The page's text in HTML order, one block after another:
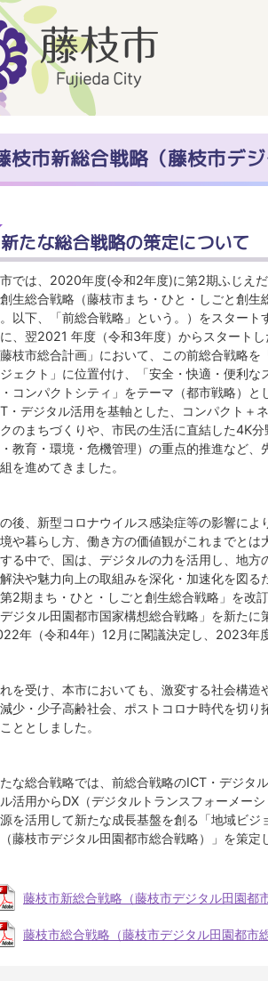
枝市新総合戦略（藤枝市デ
新たな総合戦略の策定について
では、2020年度(令和2年度)に第2期ふじえ
生総合戦略（藤枝市まち・ひと・しごと創生
以下、「前総合戦略」という。）をスタート
、翌2021 年度（令和3年度）からスタート
枝市総合計画」において、この前総合戦略を
ェクト」に位置付け、「安全・快適・便利な
・コンパクトシティ」をテーマ（都市戦略）と
・デジタル活用を基軸とした、コンパクト＋
のまちづくりや、市民の生活に直結した4K分
教育・環境・危機管理）の重点的推進など、
を進めてきました。
後、新型コロナウイルス感染症等の影響によ
や暮らし方、働き方の価値観がこれまでとは
る中で、国は、デジタルの力を活用し、地方
決や魅力向上の取組みを深化・加速化を図る
第2期まち・ひと・しごと創生総合戦略」を改訂
デジタル田園都市国家構想総合戦略」を新たに
年（令和4年）12月に閣議決定し、2023年
を受け、本市においても、激変する社会構
少・少子高齢社会、ポストコロナ時代を切
ととしました。
な総合戦略では、前総合戦略のICT・デジタ
活用からDX（デジタルトランスフォーメー
を活用して新たな成長基盤を創る「地域ビ
藤枝市デジタル田園都市総合戦略）」を策定
藤枝市新総合戦略（藤枝市デジタル田園都
藤枝市総合戦略（藤枝市デジタル田園都